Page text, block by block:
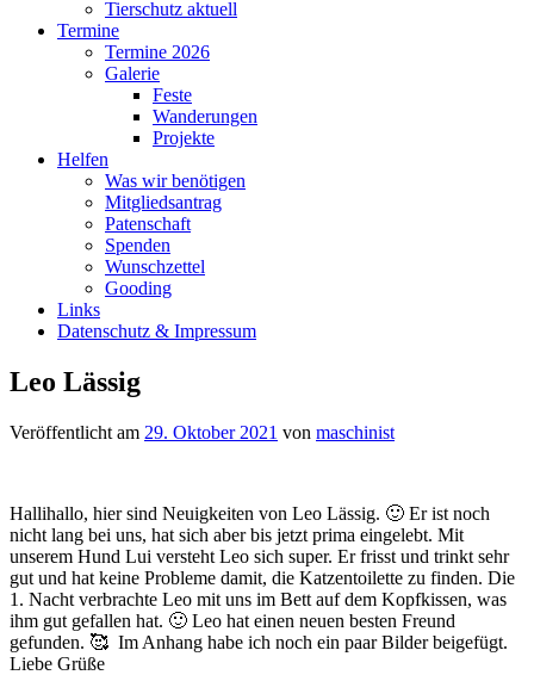
Tierschutz aktuell
Termine
Termine 2026
Galerie
Feste
Wanderungen
Projekte
Helfen
Was wir benötigen
Mitgliedsantrag
Patenschaft
Spenden
Wunschzettel
Gooding
Links
Datenschutz & Impressum
Leo Lässig
Veröffentlicht am 29. Oktober 2021 von maschinist
Hallihallo, hier sind Neuigkeiten von Leo Lässig. 🙂 Er ist noch
nicht lang bei uns, hat sich aber bis jetzt prima eingelebt. Mit
unserem Hund Lui versteht Leo sich super. Er frisst und trinkt sehr
gut und hat keine Probleme damit, die Katzentoilette zu finden. Die
1. Nacht verbrachte Leo mit uns im Bett auf dem Kopfkissen, was
ihm gut gefallen hat. 🙂 Leo hat einen neuen besten Freund
gefunden. 🥰 Im Anhang habe ich noch ein paar Bilder beigefügt.
Liebe Grüße